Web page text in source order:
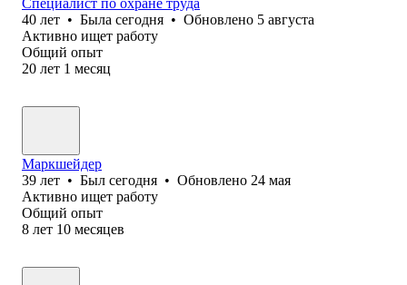
40 лет • Была сегодня • Обновлено 5 августа
Активно ищет работу
Общий опыт
20 лет 1 месяц
Маркшейдер
39 лет • Был сегодня • Обновлено 24 мая
Активно ищет работу
Общий опыт
8 лет 10 месяцев